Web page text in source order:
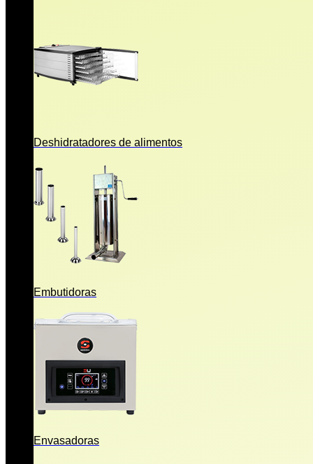
Deshidratadores de alimentos
Embutidoras
Envasadoras